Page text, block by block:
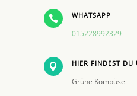
 WHATSAPP
015228992329
 HIER FINDEST DU
Grüne Kombüse